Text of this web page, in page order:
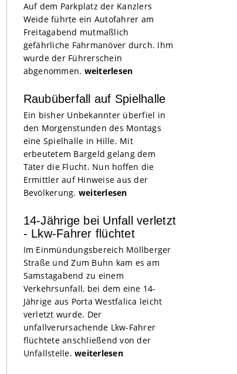
Auf dem Parkplatz der Kanzlers
Weide führte ein Autofahrer am
Freitagabend mutmaßlich
gefährliche Fahrmanöver durch. Ihm
wurde der Führerschein
abgenommen. weiterlesen
Raubüberfall auf Spielhalle
Ein bisher Unbekannter überfiel in
den Morgenstunden des Montags
eine Spielhalle in Hille. Mit
erbeutetem Bargeld gelang dem
Täter die Flucht. Nun hoffen die
Ermittler auf Hinweise aus der
Bevölkerung. weiterlesen
14-Jährige bei Unfall verletzt
- Lkw-Fahrer flüchtet
Im Einmündungsbereich Möllberger
Straße und Zum Buhn kam es am
Samstagabend zu einem
Verkehrsunfall, bei dem eine 14-
Jährige aus Porta Westfalica leicht
verletzt wurde. Der
unfallverursachende Lkw-Fahrer
flüchtete anschließend von der
Unfallstelle. weiterlesen